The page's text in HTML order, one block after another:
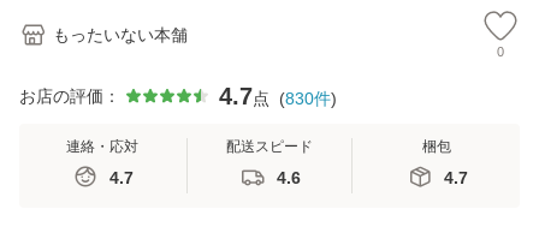
もったいない本舗
0
お店の評価： 4.7点 (830件)
連絡・応対
4.7
配送スピード
4.6
梱包
4.7